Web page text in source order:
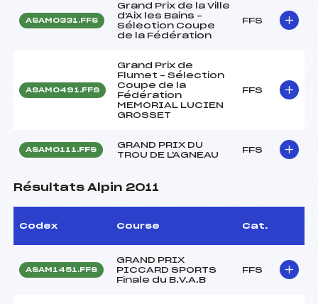
ASAM0331.FFS
Grand Prix de la Ville
d'Aix les Bains –
Sélection Coupe
de la Fédération
FFS
ASAM0491.FFS
Grand Prix de
Flumet – Sélection
Coupe de la
Fédération
MEMORIAL LUCIEN
GROSSET
FFS
ASAM0111.FFS
GRAND PRIX DU
TROU DE L'AGNEAU
FFS
Résultats Alpin 2011
Codex Course Cat.
ASAM1451.FFS
GRAND PRIX
PICCARD SPORTS
Finale du B.V.A.B
FFS